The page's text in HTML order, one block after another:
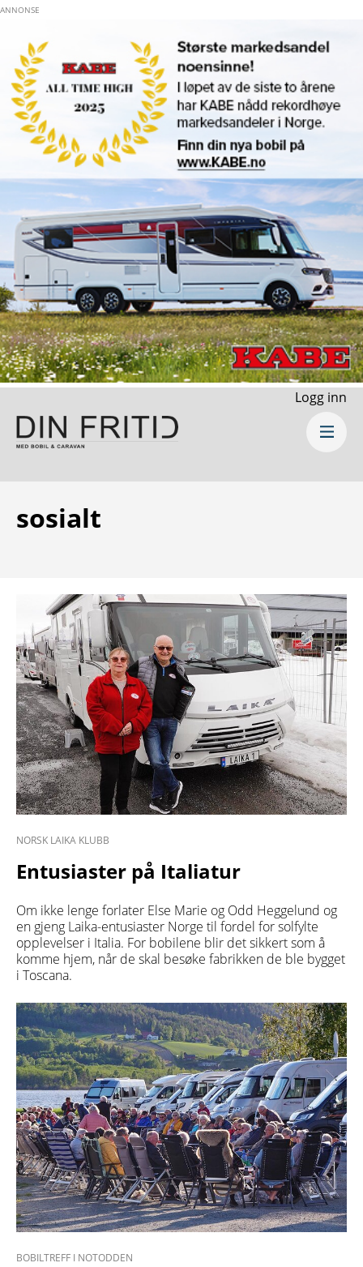
Logg inn
sosialt
NORSK LAIKA KLUBB
Entusiaster på Italiatur
Om ikke lenge forlater Else Marie og Odd Heggelund og
en gjeng Laika-entusiaster Norge til fordel for solfylte
opplevelser i Italia. For bobilene blir det sikkert som å
komme hjem, når de skal besøke fabrikken de ble bygget
i Toscana.
BOBILTREFF I NOTODDEN